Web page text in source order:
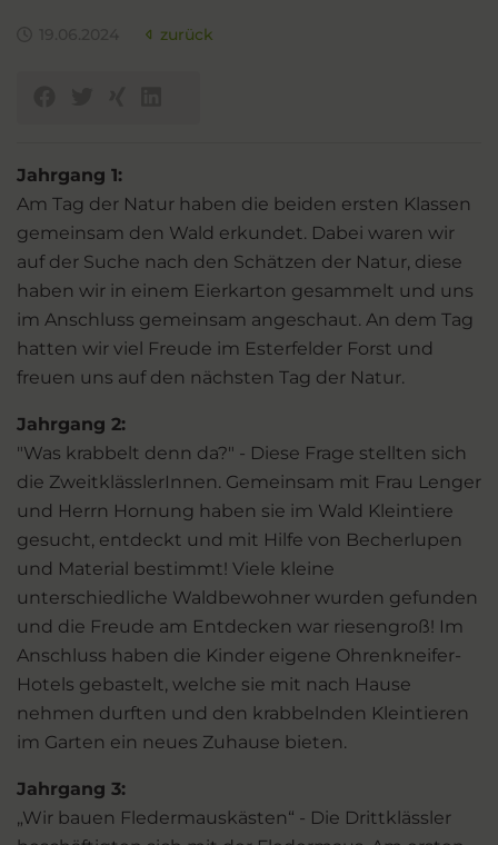
zurück
Jahrgang 1:
Am Tag der Natur haben die beiden ersten Klassen
gemeinsam den Wald erkundet. Dabei waren wir
auf der Suche nach den Schätzen der Natur, diese
haben wir in einem Eierkarton gesammelt und uns
im Anschluss gemeinsam angeschaut. An dem Tag
hatten wir viel Freude im Esterfelder Forst und
freuen uns auf den nächsten Tag der Natur.
Jahrgang 2:
"Was krabbelt denn da?" - Diese Frage stellten sich
die ZweitklässlerInnen. Gemeinsam mit Frau Lenger
und Herrn Hornung haben sie im Wald Kleintiere
gesucht, entdeckt und mit Hilfe von Becherlupen
und Material bestimmt! Viele kleine
unterschiedliche Waldbewohner wurden gefunden
und die Freude am Entdecken war riesengroß! Im
Anschluss haben die Kinder eigene Ohrenkneifer-
Hotels gebastelt, welche sie mit nach Hause
nehmen durften und den krabbelnden Kleintieren
im Garten ein neues Zuhause bieten.
Jahrgang 3:
„Wir bauen Fledermauskästen“ - Die Drittklässler